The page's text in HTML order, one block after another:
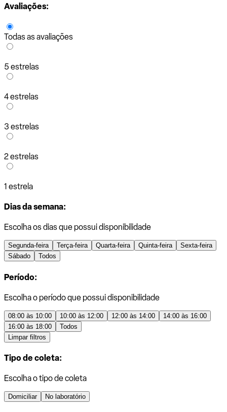
Avaliações:
Todas as avaliações
5 estrelas
4 estrelas
3 estrelas
2 estrelas
1 estrela
Dias da semana:
Escolha os dias que possui disponibilidade
Segunda-feira Terça-feira Quarta-feira Quinta-feira
Sexta-feira
Sábado
Todos
Período:
Escolha o período que possui disponibilidade
08:00 às 10:00 10:00 às 12:00 12:00 às 14:00
14:00 às 16:00
16:00 às 18:00
Todos
Limpar filtros
Tipo de coleta:
Escolha o tipo de coleta
Domiciliar No laboratório